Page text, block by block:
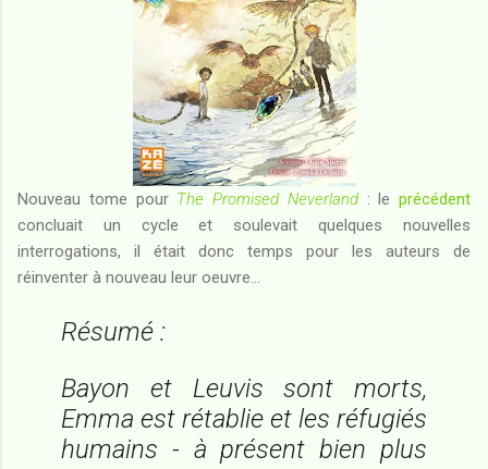
Nouveau tome pour The Promised Neverland: le précédent
concluait un cycle et soulevait quelques nouvelles
interrogations, il était donc temps pour les auteurs de
réinventer à nouveau leur oeuvre...
Résumé :
Bayon et Leuvis sont morts,
Emma est rétablie et les réfugiés
humains - à présent bien plus